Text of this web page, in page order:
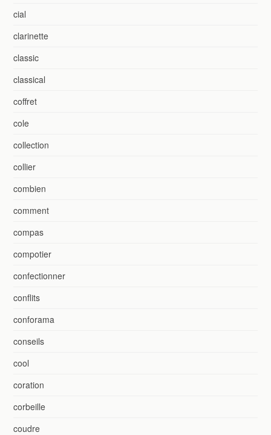
cial
clarinette
classic
classical
coffret
cole
collection
collier
combien
comment
compas
compotier
confectionner
conflits
conforama
conseils
cool
coration
corbeille
coudre